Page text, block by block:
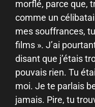
morflé, parce que,
comme un
mes souffrances,
films ». J’ai
disant que j’étais
pouvais rien. Tu
moi. Je te parlais
jamais. Pire, tu